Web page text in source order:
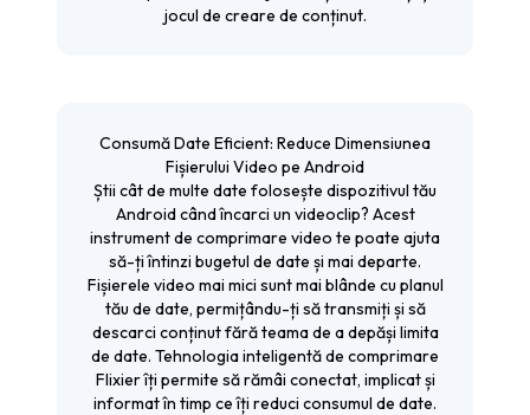
jocul de creare de conținut.
Consumă Date Eficient: Reduce Dimensiunea
Fișierului Video pe Android
Știi cât de multe date folosește dispozitivul tău
Android când încarci un videoclip? Acest
instrument de comprimare video te poate ajuta
să-ți întinzi bugetul de date și mai departe.
Fișierele video mai mici sunt mai blânde cu planul
tău de date, permițându-ți să transmiți și să
descarci conținut fără teama de a depăși limita
de date. Tehnologia inteligentă de comprimare
Flixier îți permite să rămâi conectat, implicat și
informat în timp ce îți reduci consumul de date.